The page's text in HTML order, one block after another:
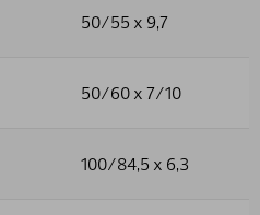
50/55 x 9,7
50/60 x 7/10
100/84,5 x 6,3